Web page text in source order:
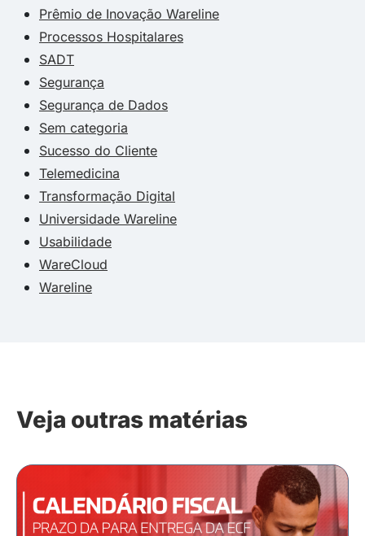
Prêmio de Inovação Wareline
Processos Hospitalares
SADT
Segurança
Segurança de Dados
Sem categoria
Sucesso do Cliente
Telemedicina
Transformação Digital
Universidade Wareline
Usabilidade
WareCloud
Wareline
Veja outras matérias